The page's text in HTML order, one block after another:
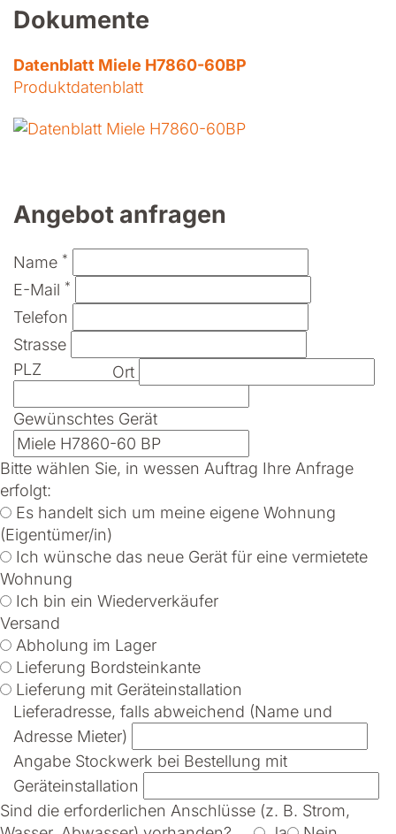
Dokumente
Datenblatt Miele H7860-60BP
Produktdatenblatt
Angebot anfragen
Name *
E-Mail *
Telefon
Strasse
PLZ
Ort
Gewünschtes Gerät
Bitte wählen Sie, in wessen Auftrag Ihre Anfrage
erfolgt:
Es handelt sich um meine eigene Wohnung
(Eigentümer/in)
Ich wünsche das neue Gerät für eine vermietete
Wohnung
Ich bin ein Wiederverkäufer
Versand
Abholung im Lager
Lieferung Bordsteinkante
Lieferung mit Geräteinstallation
Lieferadresse, falls abweichend (Name und
Adresse Mieter)
Angabe Stockwerk bei Bestellung mit
Geräteinstallation
Sind die erforderlichen Anschlüsse (z. B. Strom,